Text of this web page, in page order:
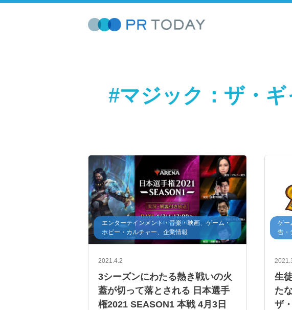
#マジック：ザ・
エンターテインメント・音楽・映画、ゲーム・
ホビー・カルチャー、企業情報
2021.4.2
3シーズンにわたる熱き戦いの火
蓋が切って落とされる 日本選手
権2021 SEASON1 本戦 4月3日
ゲー
告・
生
た
ザ